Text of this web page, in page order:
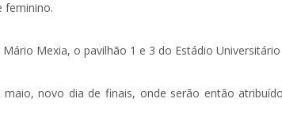
feminino.
Mexia, o pavilhão 1 e 3 do Estádio
novo dia de finais, onde serão então